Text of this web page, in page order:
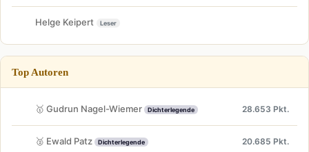
Helge Keipert Leser
Top Autoren
🥇 Gudrun Nagel-Wiemer Dichterlegende 28.653 Pkt.
🥈 Ewald Patz Dichterlegende 20.685 Pkt.